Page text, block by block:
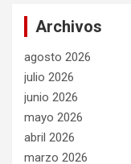
Archivos
agosto 2026
julio 2026
junio 2026
mayo 2026
abril 2026
marzo 2026